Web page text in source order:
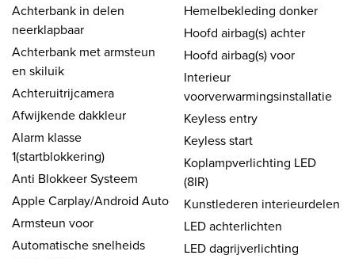
Achterbank in delen
neerklapbaar
Achterbank met armsteun
en skiluik
Achteruitrijcamera
Afwijkende dakkleur
Alarm klasse
1(startblokkering)
Anti Blokkeer Systeem
Apple Carplay/Android Auto
Armsteun voor
Automatische snelheids
Hemelbekleding donker
Hoofd airbag(s) achter
Hoofd airbag(s) voor
Interieur
voorverwarmingsinstallatie
Keyless entry
Keyless start
Koplampverlichting LED
(8IR)
Kunstlederen interieurdelen
LED achterlichten
LED dagrijverlichting